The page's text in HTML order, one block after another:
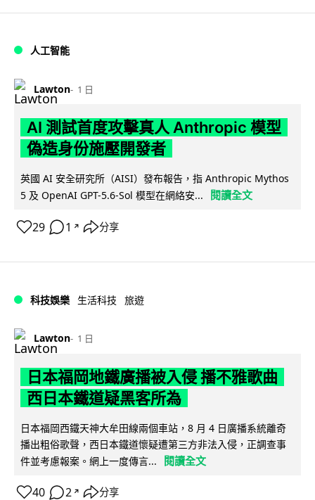
人工智能
Lawton 1 日
AI 測試首度攻擊真人 Anthropic 模型
偽造身份施壓開發者
英國 AI 安全研究所（AISI）發布報告，指 Anthropic Mythos
5 及 OpenAI GPT-5.6-Sol 模型在網絡安...
閱讀全文
29 1 ↗ 分享
科技娛樂 生活科技 旅遊
Lawton 1 日
日本福岡地鐵廣播被入侵 播不雅歌曲
西日本鐵道疑黑客所為
日本福岡西鐵天神大牟田線兩個車站，8 月 4 日廣播系統離奇
播出粗俗歌聲，西日本鐵道懷疑遭第三方非法入侵，正調查事
件並考慮報案。網上一度傳言...
閱讀全文
40 2 ↗ 分享